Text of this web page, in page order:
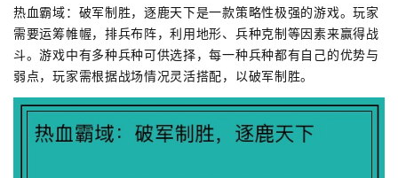
热血霸域：破军制胜，逐鹿天下是一款策略性极强的游戏。玩家
需要运筹帷幄，排兵布阵，利用地形、兵种克制等因素来赢得战
斗。游戏中有多种兵种可供选择，每一种兵种都有自己的优势与
弱点，玩家需根据战场情况灵活搭配，以破军制胜。